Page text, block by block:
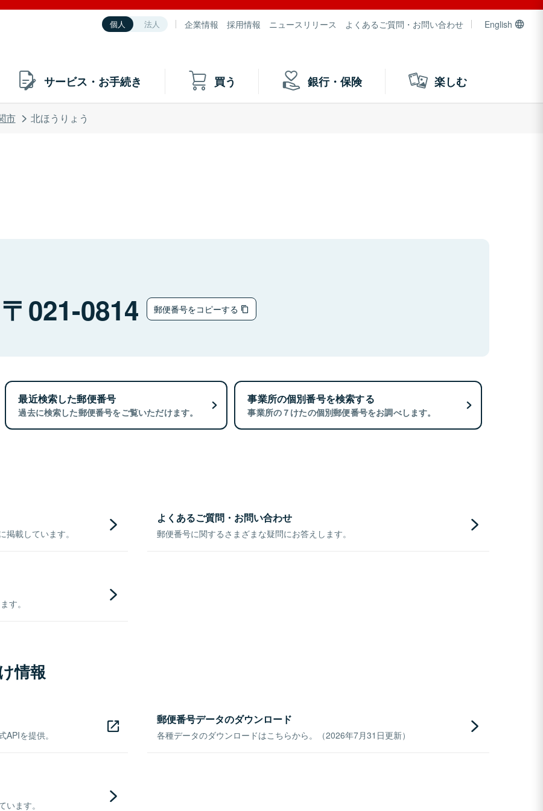
個人 法人 企業情報 採用情報 ニュースリリース よくあるご質問・お問い合わせ English
サービス・お手続き 買う 銀行・保険 楽しむ
市 北ほうりょう
021-0814 郵便番号をコピーする
最近検索した郵便番号
過去に検索した郵便番号をご覧いただけます。
事業所の個別番号を検索する
事業所の７けたの個別郵便番号をお調べします。
載しています。
よくあるご質問・お問い合わせ
郵便番号に関するさまざまな疑問にお答えします。
す。
情報
を提供。
郵便番号データのダウンロード
各種データのダウンロードはこちらから。（2026年7月31日更新）
ます。